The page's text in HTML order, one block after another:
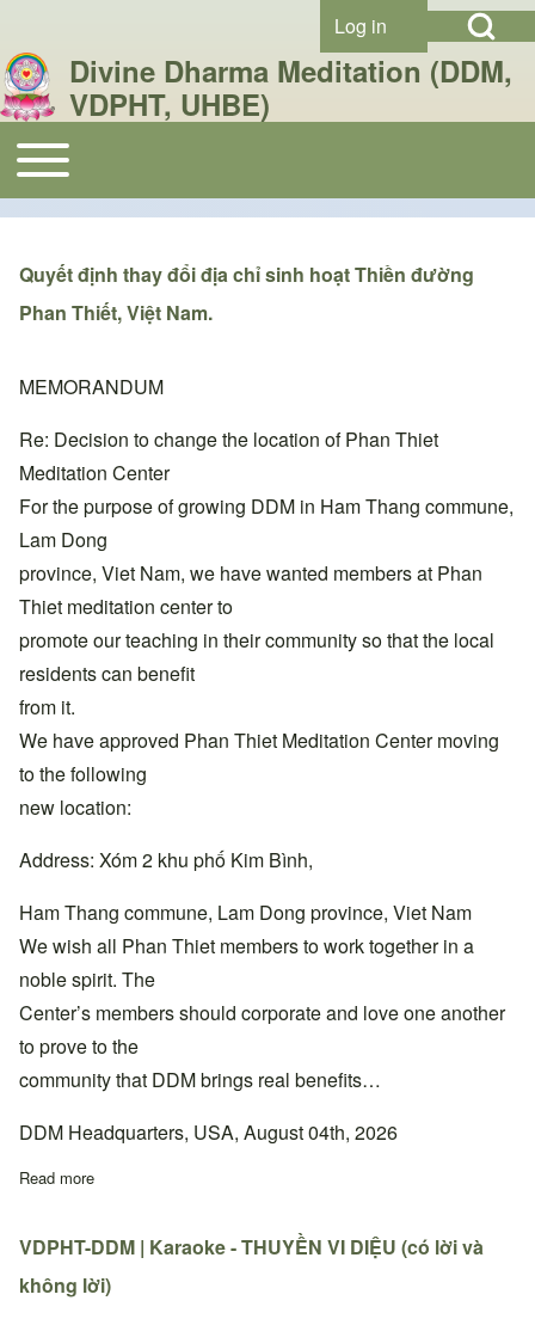
Open Search
User account menu
Log in
Divine Dharma Meditation (DDM,
VDPHT, UHBE)
Main navigation
Toggle main menu
Quyết định thay đổi địa chỉ sinh hoạt Thiền đường
Phan Thiết, Việt Nam.
MEMORANDUM
Re: Decision to change the location of Phan Thiet
Meditation Center
For the purpose of growing DDM in Ham Thang commune,
Lam Dong
province, Viet Nam, we have wanted members at Phan
Thiet meditation center to
promote our teaching in their community so that the local
residents can benefit
from it.
We have approved Phan Thiet Meditation Center moving
to the following
new location:
Address: Xóm 2 khu phố Kim Bình,
Ham Thang commune, Lam Dong province, Viet Nam
We wish all Phan Thiet members to work together in a
noble spirit. The
Center’s members should corporate and love one another
to prove to the
community that DDM brings real benefits…
DDM Headquarters, USA, August 04th, 2026
Read more
VDPHT-DDM | Karaoke - THUYỀN VI DIỆU (có lời và
không lời)